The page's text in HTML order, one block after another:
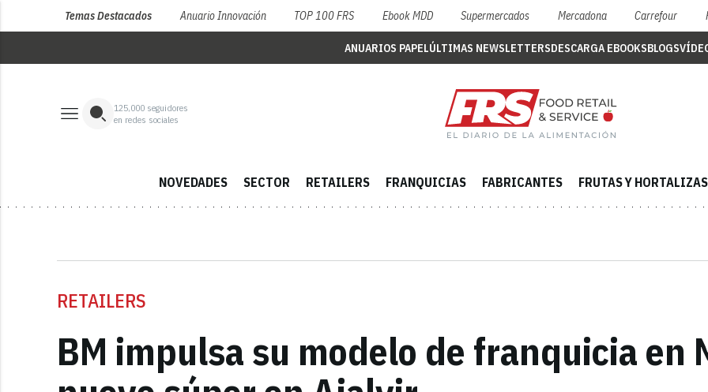
Temas Destacados Anuario Innovación TOP 100 FRS Ebook MDD Supermercados Mercadona Carrefour
ANUARIOS PAPELÚLTIMAS NEWSLETTERSDESCARGA EBOOKSBLOGS
125,000 seguidores
en redes sociales
NOVEDADES SECTOR RETAILERS FRANQUICIAS FABRICANTES FRUTAS Y HORTALIZAS
RETAILERS
BM impulsa su modelo de franquicia en